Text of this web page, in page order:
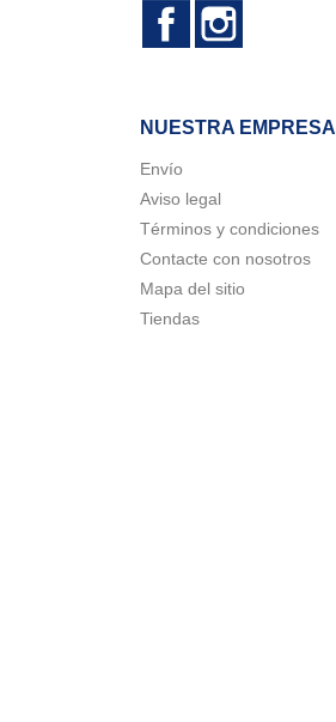
Facebook
NUESTRA EMPRESA
Envío
Aviso legal
Términos y condiciones
Contacte con nosotros
Mapa del sitio
Tiendas